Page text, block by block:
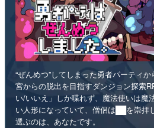
“ぜんめつ”してしまった勇者パーティ
宮からの脱出を目指すダンジョン探索
い/いいえ」しか喋れず、魔法使いは魔
い人形になっていて、僧侶は██を崇拝
選ぶのは、あなたです。